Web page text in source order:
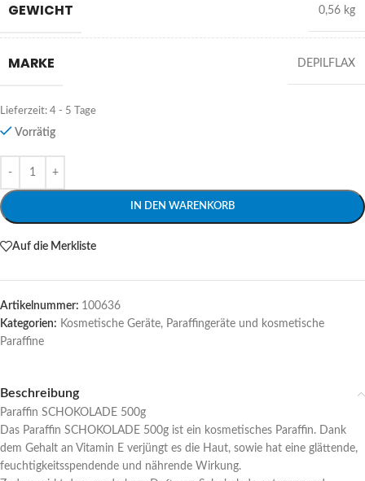
GEWICHT 0,56 kg
MARKE DEPILFLAX
Lieferzeit: 4 - 5 Tage
Vorrätig
IN DEN WARENKORB
Alternative:
Auf die Merkliste
Artikelnummer: 100636
Kategorien: Kosmetische Geräte, Paraffingeräte und kosmetische
Paraffine
Beschreibung
Paraffin SCHOKOLADE 500g
Das Paraffin SCHOKOLADE 500g ist ein kosmetisches Paraffin. Dank
dem Gehalt an Vitamin E verjüngt es die Haut, sowie hat eine glättende,
feuchtigkeitsspendende und nährende Wirkung.